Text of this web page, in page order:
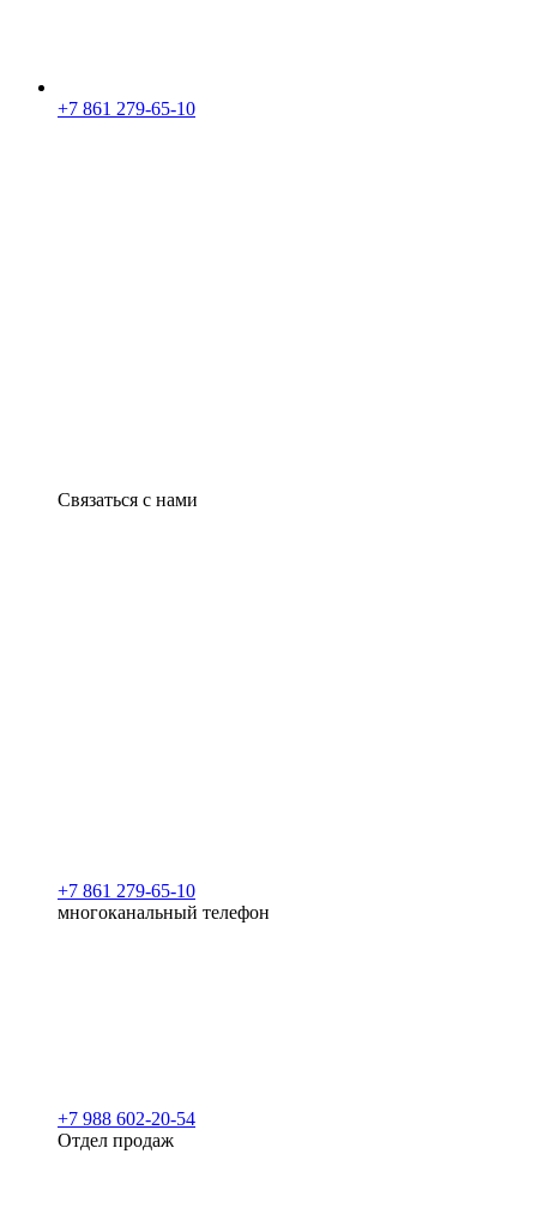
+7 861 279-65-10
Связаться с нами
+7 861 279-65-10
многоканальный телефон
+7 988 602-20-54
Отдел продаж